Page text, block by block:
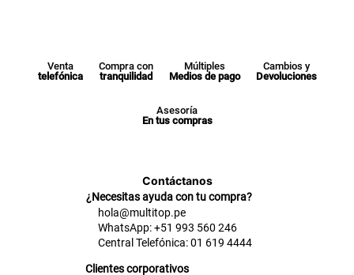
Venta
telefónica
Compra con
tranquilidad
Múltiples
Medios de pago
Cambios y
Devoluciones
Asesoría
En tus compras
Contáctanos
¿Necesitas ayuda con tu compra?
hola@multitop.pe
WhatsApp: +51 993 560 246
Central Telefónica: 01 619 4444
Clientes corporativos